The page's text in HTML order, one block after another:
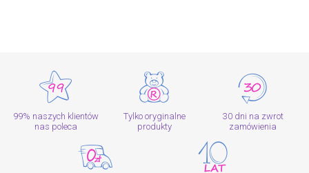
99% naszych klientów
nas poleca
Tylko oryginalne
produkty
30 dni na zwrot
zamówienia